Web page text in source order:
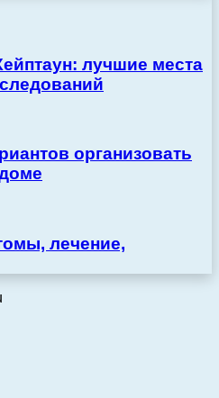
лучшие места
организовать
лечение,